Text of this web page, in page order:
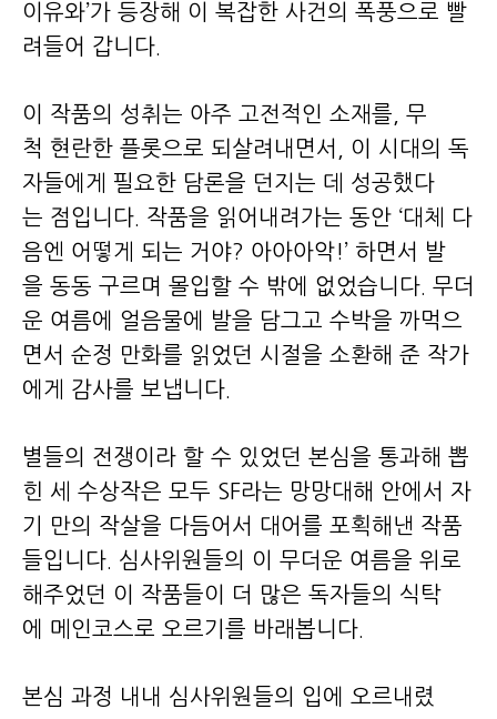
이유와’가 등장해 이 복잡한 사건의 폭풍으로 빨
려들어 갑니다.
이 작품의 성취는 아주 고전적인 소재를, 무
척 현란한 플롯으로 되살려내면서, 이 시대의 독
자들에게 필요한 담론을 던지는 데 성공했다
는 점입니다. 작품을 읽어내려가는 동안 ‘대체 다
음엔 어떻게 되는 거야? 아아아악!’ 하면서 발
을 동동 구르며 몰입할 수 밖에 없었습니다. 무더
운 여름에 얼음물에 발을 담그고 수박을 까먹으
면서 순정 만화를 읽었던 시절을 소환해 준 작가
에게 감사를 보냅니다.
별들의 전쟁이라 할 수 있었던 본심을 통과해 뽑
힌 세 수상작은 모두 SF라는 망망대해 안에서 자
기 만의 작살을 다듬어서 대어를 포획해낸 작품
들입니다. 심사위원들의 이 무더운 여름을 위로
해주었던 이 작품들이 더 많은 독자들의 식탁
에 메인코스로 오르기를 바래봅니다.
본심 과정 내내 심사위원들의 입에 오르내렸